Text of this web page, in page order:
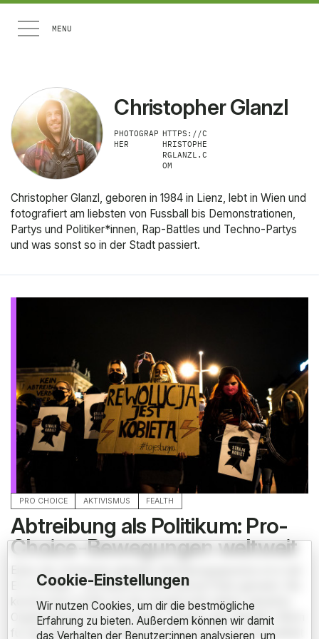
Medien
About
Newsletter
LINKEDIN INSTAGRAM YOUTUBE
period.
ABOUT TERMS AND CONDITIONS IMPRESSUM
DATENSCHUTZ
ANZEIGEN
Christopher Glanzl
PHOTOGRAP
HER
HTTPS://C
HRISTOPHE
RGLANZL.C
OM
Christopher Glanzl, geboren in 1984 in Lienz, lebt in Wien und
fotografiert am liebsten von Fussball bis Demonstrationen,
Partys und Politiker*innen, Rap-Battles und Techno-Partys
und was sonst so in der Stadt passiert.
PRO CHOICE AKTIVISMUS FEALTH
Abtreibung als Politikum: Pro-
Choice-Bewegungen weltweit
Eines der strengsten globalen Abtreibungsgesetze ist in der
EU zu finden - und damit ist nicht einmal Polen gemeint. Wo
konservative Kräfte auf die Gesellschaft wirken, kämpfen
Organisationen wie The Satanic Temple oder Needle n’Bitch
für das Recht auf Selbstbestimmung und für die Gesundheit
Cookie-Einstellungen
Wir nutzen Cookies, um dir die bestmögliche
Erfahrung zu bieten. Außerdem können wir damit
das Verhalten der Benutzer:innen analysieren, um